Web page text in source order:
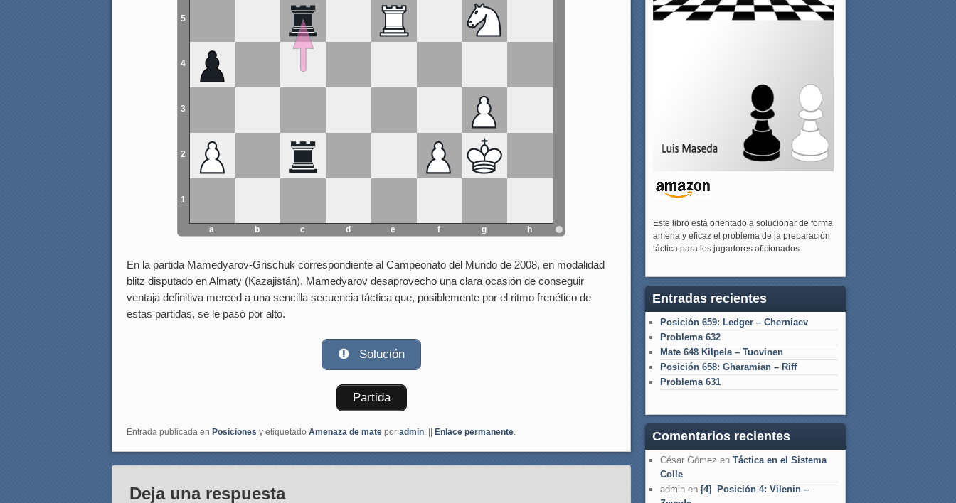
5
4
3
2
1
a b c d e f g h
En la partida Mamedyarov-Grischuk correspondiente al Campeonato del Mundo de 2008, en modalidad
blitz disputado en Almaty (Kazajistán), Mamedyarov desaprovecho una clara ocasión de conseguir
ventaja definitiva merced a una sencilla secuencia táctica que, posiblemente por el ritmo frenético de
estas partidas, se le pasó por alto.
Solución
Partida
Entrada publicada en Posiciones y etiquetado Amenaza de mate por admin. || Enlace permanente.
Deja una respuesta
Este libro está orientado a solucionar de forma
amena y eficaz el problema de la preparación
táctica para los jugadores aficionados
Entradas recientes
Posición 659: Ledger – Cherniaev
Problema 632
Mate 648 Kilpela – Tuovinen
Posición 658: Gharamian – Riff
Problema 631
Comentarios recientes
César Gómez en Táctica en el Sistema
Colle
admin en [4] Posición 4: Vilenin –